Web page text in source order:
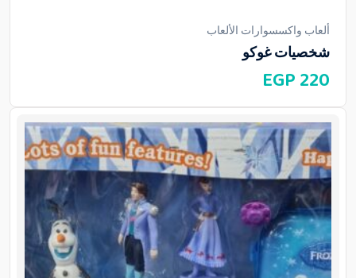
ألعاب واكسسوارات الألعاب
شخصيات غوكو
220
EGP